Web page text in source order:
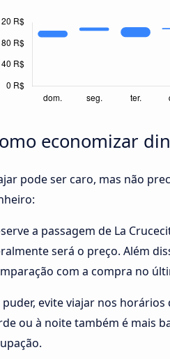
economizar
pode ser caro, mas não
a passagem de La
será o preço. Além
com a compra no
puder, evite viajar nos
ou à noite também é mais